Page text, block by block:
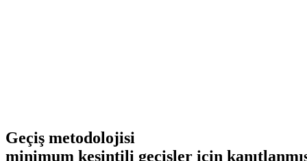
Geçiş metodolojisi
minimum kesintili geçişler için